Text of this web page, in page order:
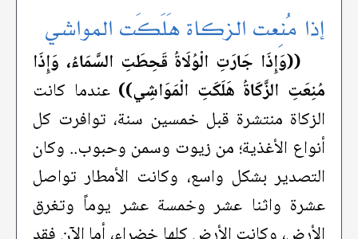
إذا مُنِعت الزكاة هَلَكَت المواشي
((وَإِذَا جَارَتِ الْوُلَاةُ قَحِطَتِ السَّمَاءُ، وَإِذَا
مُنِعَتِ الزَّكَاةُ هَلَكَتِ الْمَوَاشِي)) عندما كانت
الزكاة منتشرة قبل خمسين سنة، توافرت كل
أنواع الأغذية؛ من زيوت وسمن وحبوب.. وكان
التصدير بشكل واسع، وكانت الأمطار تواصل
عشرة واثنا عشر وخمسة عشر يوماً وتغرق